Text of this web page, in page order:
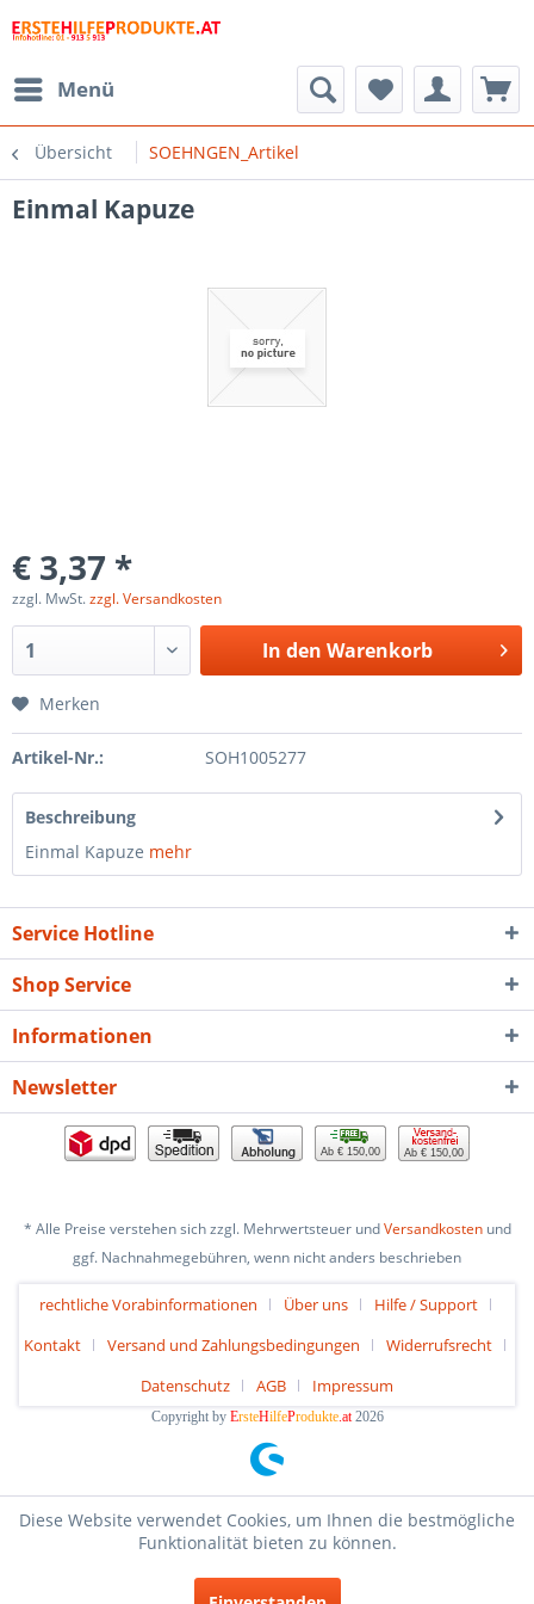
Menü
Übersicht SOEHNGEN_Artikel
Einmal Kapuze
€ 3,37 *
zzgl. MwSt.zzgl. Versandkosten
In den Warenkorb
Merken
Artikel-Nr.: SOH1005277
Beschreibung
Einmal Kapuze mehr
Service Hotline
Shop Service
Informationen
Newsletter
Ab € 150,00 Ab € 150,00
* Alle Preise verstehen sich zzgl. Mehrwertsteuer undVersandkostenund
ggf. Nachnahmegebühren, wenn nicht anders beschrieben
rechtliche Vorabinformationen Über uns
Hilfe / Support
Kontakt
Versand und Zahlungsbedingungen
Widerrufsrecht
Datenschutz
AGB Impressum
Copyright by ErsteHilfeProdukte.at2026
Diese Website verwendet Cookies, um Ihnen die bestmögliche
Funktionalität bieten zu können.